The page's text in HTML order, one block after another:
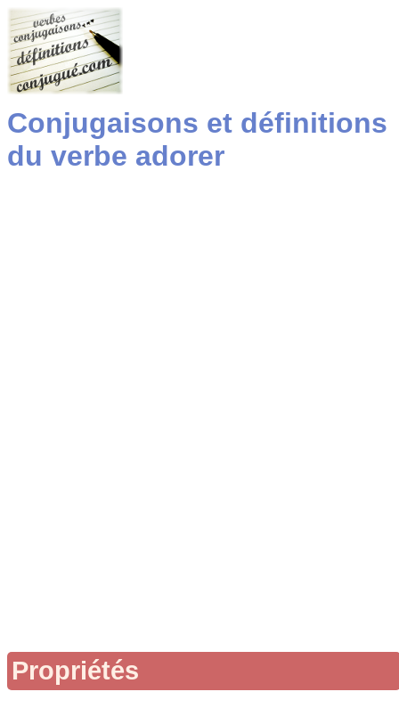
Conjugaisons et définitions
du verbe adorer
Propriétés